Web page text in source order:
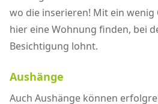
wo die inserieren! Mit ein wenig
hier eine Wohnung finden, bei
Besichtigung lohnt.
Aushänge
Auch Aushänge können